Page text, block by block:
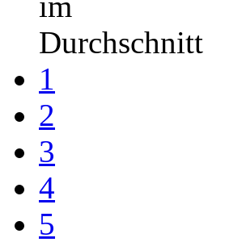
Durchschnitt
1
2
3
4
5